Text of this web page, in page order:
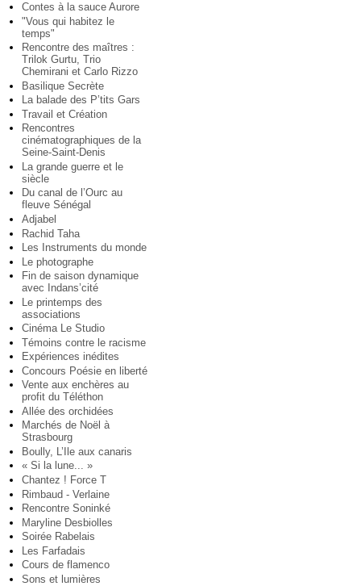
Contes à la sauce Aurore
"Vous qui habitez le
temps"
Rencontre des maîtres :
Trilok Gurtu, Trio
Chemirani et Carlo Rizzo
Basilique Secrète
La balade des P’tits Gars
Travail et Création
Rencontres
cinématographiques de la
Seine-Saint-Denis
La grande guerre et le
siècle
Du canal de l’Ourc au
fleuve Sénégal
Adjabel
Rachid Taha
Les Instruments du monde
Le photographe
Fin de saison dynamique
avec Indans’cité
Le printemps des
associations
Cinéma Le Studio
Témoins contre le racisme
Expériences inédites
Concours Poésie en liberté
Vente aux enchères au
profit du Téléthon
Allée des orchidées
Marchés de Noël à
Strasbourg
Boully, L’Ile aux canaris
« Si la lune... »
Chantez ! Force T
Rimbaud - Verlaine
Rencontre Soninké
Maryline Desbiolles
Soirée Rabelais
Les Farfadais
Cours de flamenco
Sons et lumières